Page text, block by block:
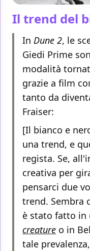
Il trend del
In Dune 2, le
Giedi Prime
modalità
grazie a film
tanto da
Fraiser:
[Il bianco e
una trend, e
regista. Se,
creativa per
pensarci due
trend. Sembra
è stato fatto in
creature o in
tale